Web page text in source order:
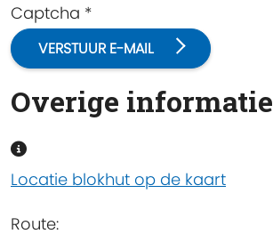
Captcha *
VERSTUUR E-MAIL
Overige informatie
Overige informatie
Locatie blokhut op de kaart
Route: